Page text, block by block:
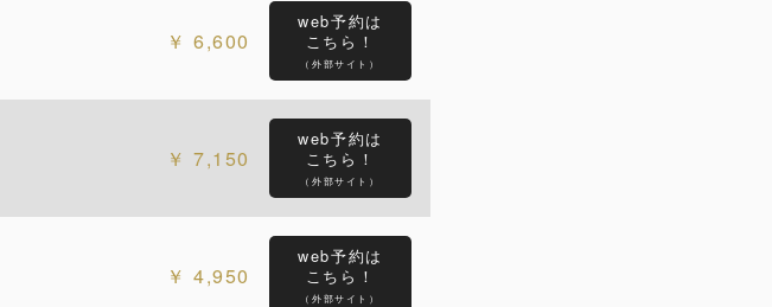
6,600
web予約は
こちら！
（外部サイト）
7,150
web予約は
こちら！
（外部サイト）
4,950
web予約は
こちら！
（外部サイト）